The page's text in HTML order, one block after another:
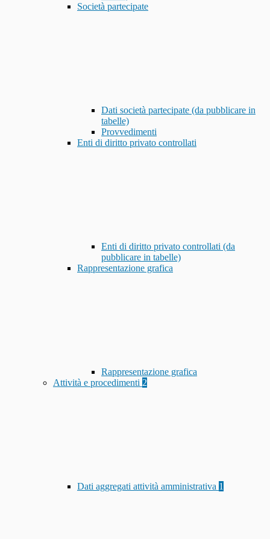
Società partecipate
Dati società partecipate (da pubblicare in
tabelle)
Provvedimenti
Enti di diritto privato controllati
Enti di diritto privato controllati (da
pubblicare in tabelle)
Rappresentazione grafica
Rappresentazione grafica
Attività e procedimenti 2
Dati aggregati attività amministrativa 1